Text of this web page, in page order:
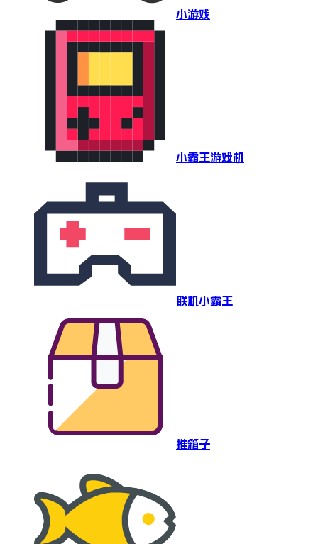
小游戏
小霸王游戏机
联机小霸王
推箱子